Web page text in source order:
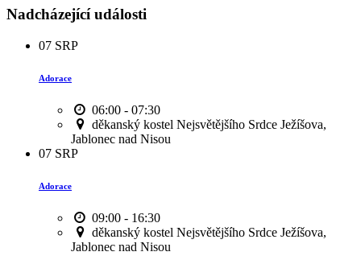
Nadcházející události
07 SRP
Adorace
06:00 - 07:30
děkanský kostel Nejsvětějšího Srdce Ježíšova,
Jablonec nad Nisou
07 SRP
Adorace
09:00 - 16:30
děkanský kostel Nejsvětějšího Srdce Ježíšova,
Jablonec nad Nisou